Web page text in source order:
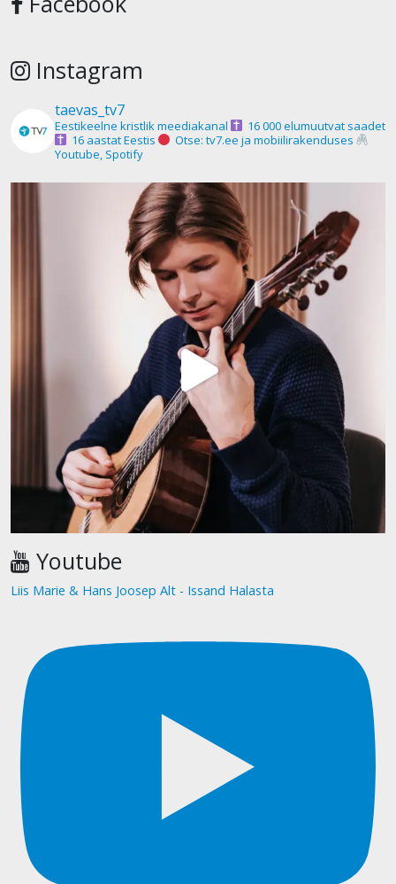
Instagram
taevas_tv7
Eestikeelne kristlik meediakanal
16 000 elumuutvat saadet
16 aastat Eestis
Otse: tv7.ee ja mobiilirakenduses
Youtube, Spotify
Youtube
Liis Marie & Hans Joosep Alt - Issand Halasta